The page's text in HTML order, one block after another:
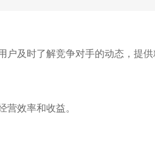
及时了解竞争对手的动态，提供
效率和收益。